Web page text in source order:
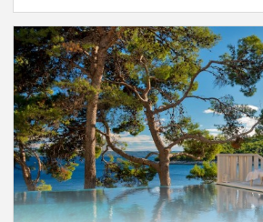
10%
RABATT